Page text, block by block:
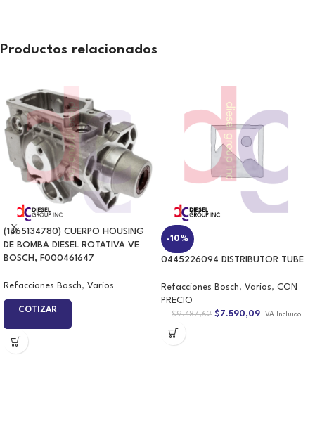
Productos relacionados
(1465134780) CUERPO HOUSING
DE BOMBA DIESEL ROTATIVA VE
BOSCH, F000461647
Refacciones Bosch, Varios
COTIZAR
0445226094 DISTRIBUTOR TUBE
Refacciones Bosch, Varios, CON
PRECIO
$9.487,62 $7.590,09 IVA Incluido